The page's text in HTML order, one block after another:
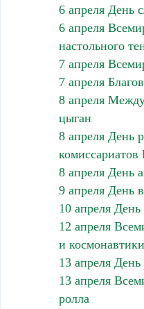
6 апреля День
6 апреля
настольного
7 апреля
7 апреля
8 апреля
цыган
8 апреля День
комиссариатов
8 апреля День
9 апреля День
10 апреля День
12 апреля
и космонавтики
13 апреля
13 апреля
ролла